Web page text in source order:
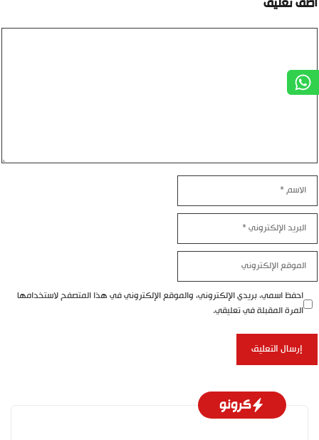
الإلكتروني
الإلكتروني
احفظ اسمي، بريدي الإلكتروني، والموقع الإلكتروني في هذا المتصفح لاستخدامها
المرة المقبلة في تعليقي.
كرونو